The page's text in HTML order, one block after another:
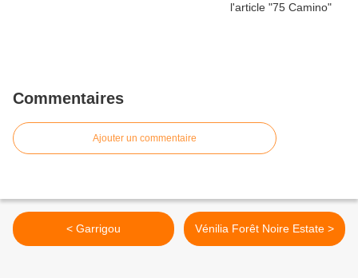
Commentaires
Ajouter un commentaire
< Garrigou Vénilia Forêt Noire Estate >